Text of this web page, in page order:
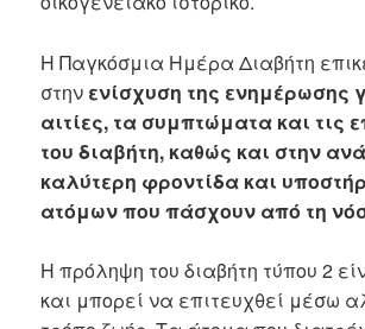
Η Παγκόσμια Ημέρα Διαβήτη
στην ενίσχυση της ενημέρωσης
αιτίες, τα συμπτώματα και τις
του διαβήτη, καθώς και στην
καλύτερη φροντίδα και
ατόμων που πάσχουν από τη
Η πρόληψη του διαβήτη τύπου 2
και μπορεί να επιτευχθεί μέσω